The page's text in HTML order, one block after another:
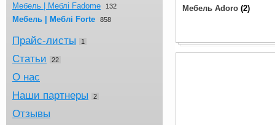
Мебель | Меблі Fadome 132
Мебель | Меблі Forte 858
Прайс-листы 1
Статьи 22
О нас
Наши партнеры
2
Отзывы
Мебель Adoro 2